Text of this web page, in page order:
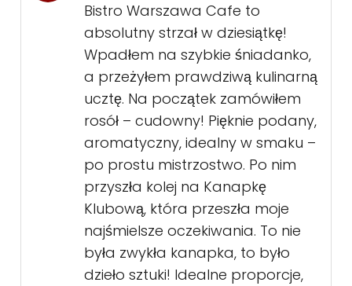
Bistro Warszawa Cafe to
absolutny strzał w dziesiątkę!
Wpadłem na szybkie śniadanko,
a przeżyłem prawdziwą kulinarną
ucztę. Na początek zamówiłem
rosół – cudowny! Pięknie podany,
aromatyczny, idealny w smaku –
po prostu mistrzostwo. Po nim
przyszła kolej na Kanapkę
Klubową, która przeszła moje
najśmielsze oczekiwania. To nie
była zwykła kanapka, to było
dzieło sztuki! Idealne proporcje,